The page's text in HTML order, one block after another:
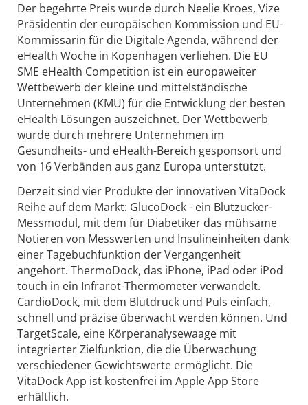
Der begehrte Preis wurde durch Neelie Kroes, Vize
Präsidentin der europäischen Kommission und EU-
Kommissarin für die Digitale Agenda, während der
eHealth Woche in Kopenhagen verliehen. Die EU
SME eHealth Competition ist ein europaweiter
Wettbewerb der kleine und mittelständische
Unternehmen (KMU) für die Entwicklung der besten
eHealth Lösungen auszeichnet. Der Wettbewerb
wurde durch mehrere Unternehmen im
Gesundheits- und eHealth-Bereich gesponsort und
von 16 Verbänden aus ganz Europa unterstützt.
Derzeit sind vier Produkte der innovativen VitaDock
Reihe auf dem Markt: GlucoDock - ein Blutzucker-
Messmodul, mit dem für Diabetiker das mühsame
Notieren von Messwerten und Insulineinheiten dank
einer Tagebuchfunktion der Vergangenheit
angehört. ThermoDock, das iPhone, iPad oder iPod
touch in ein Infrarot-Thermometer verwandelt.
CardioDock, mit dem Blutdruck und Puls einfach,
schnell und präzise überwacht werden können. Und
TargetScale, eine Körperanalysewaage mit
integrierter Zielfunktion, die die Überwachung
verschiedener Gewichtswerte ermöglicht. Die
VitaDock App ist kostenfrei im Apple App Store
erhältlich.